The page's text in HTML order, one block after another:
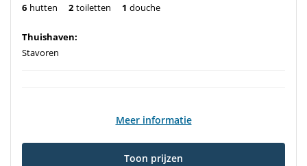
6 hutten 2 toiletten 1 douche
Thuishaven:
Stavoren
Meer informatie
Toon prijzen